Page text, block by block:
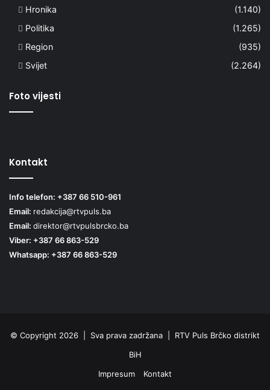
Hronika
(1.140)
Politika
(1.265)
Region
(935)
Svijet
(2.264)
Foto vijesti
Kontakt
Info telefon: +387 66 510-961
Email: redakcija@rtvpuls.ba
Email: direktor@rtvpulsbrcko.ba
Viber: +387 66 863-529
Whatsapp: +387 66 863-529
© Copyright 2026 | Sva prava zadržana | RTV Puls Brčko distrikt
BiH
Impresum
Kontakt